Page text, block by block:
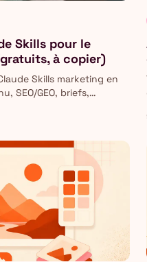
Skills pour le
à copier)
Skills marketing en
SEO/GEO, briefs,
direct à chaque skill.